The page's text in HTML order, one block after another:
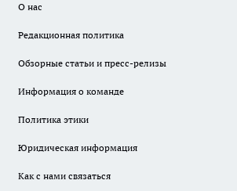
О нас
Редакционная политика
Обзорные статьи и пресс-релизы
Информация о команде
Политика этики
Юридическая информация
Как с нами связаться